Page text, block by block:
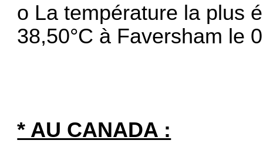
o La température la plus
38,50°C à Faversham le
* AU CANADA :